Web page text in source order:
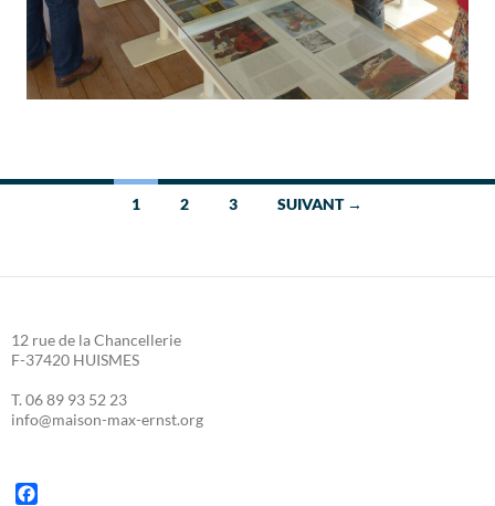
Navigation
articles
1 2 3 SUIVANT →
12 rue de la Chancellerie
F-37420 HUISMES
T. 06 89 93 52 23
info@maison-max-ernst.org